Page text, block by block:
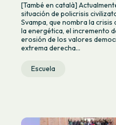
[També en català]
situación de policrisis
Svampa, que nombra la crisis
la energética, el incremento
erosión de los valores
extrema derecha...
Escuela